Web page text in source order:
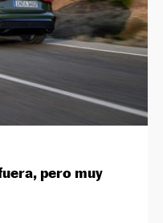
pero muy